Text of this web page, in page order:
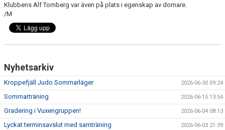
Klubbens Alf Tornberg var även på plats i egenskap av domare.
/M
Nyhetsarkiv
Kroppefjäll Judo Sommarläger 2026-06-30 09:24
Sommarträning 2026-06-15 13:54
Gradering i Vuxengruppen! 2026-06-04 08:13
Lyckat terminsavslut med samträning 2026-06-03 21:39